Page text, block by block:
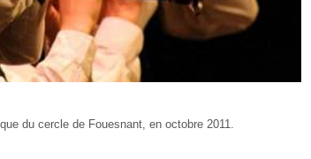
du cercle de Fouesnant, en octobre 2011.